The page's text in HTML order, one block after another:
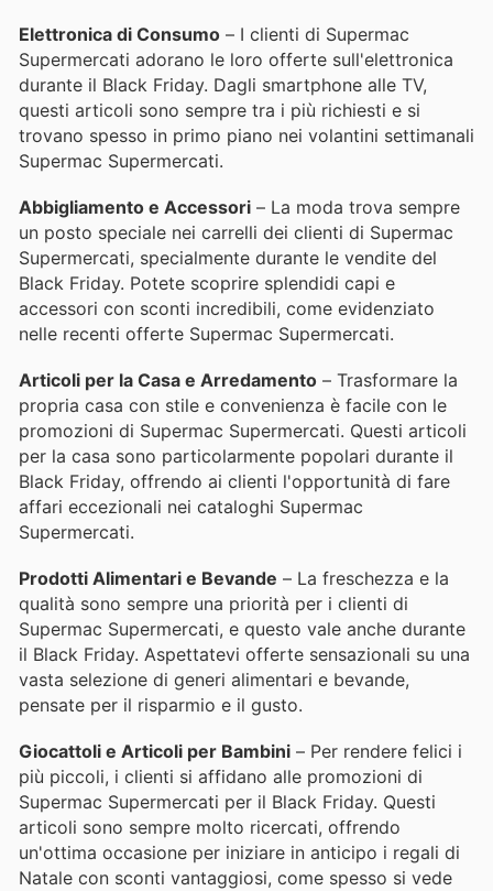
Elettronica di Consumo – I clienti di Supermac
Supermercati adorano le loro offerte sull'elettronica
durante il Black Friday. Dagli smartphone alle TV,
questi articoli sono sempre tra i più richiesti e si
trovano spesso in primo piano nei volantini settimanali
Supermac Supermercati.
Abbigliamento e Accessori – La moda trova sempre
un posto speciale nei carrelli dei clienti di Supermac
Supermercati, specialmente durante le vendite del
Black Friday. Potete scoprire splendidi capi e
accessori con sconti incredibili, come evidenziato
nelle recenti offerte Supermac Supermercati.
Articoli per la Casa e Arredamento – Trasformare la
propria casa con stile e convenienza è facile con le
promozioni di Supermac Supermercati. Questi articoli
per la casa sono particolarmente popolari durante il
Black Friday, offrendo ai clienti l'opportunità di fare
affari eccezionali nei cataloghi Supermac
Supermercati.
Prodotti Alimentari e Bevande – La freschezza e la
qualità sono sempre una priorità per i clienti di
Supermac Supermercati, e questo vale anche durante
il Black Friday. Aspettatevi offerte sensazionali su una
vasta selezione di generi alimentari e bevande,
pensate per il risparmio e il gusto.
Giocattoli e Articoli per Bambini – Per rendere felici i
più piccoli, i clienti si affidano alle promozioni di
Supermac Supermercati per il Black Friday. Questi
articoli sono sempre molto ricercati, offrendo
un'ottima occasione per iniziare in anticipo i regali di
Natale con sconti vantaggiosi, come spesso si vede